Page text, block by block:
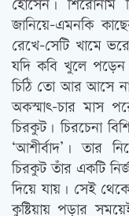
হোসেন। শিরোনাম
জানিয়ে-এমনকি
রেখে-সেটি খামে
যদি কবি খুলে পড়েন
চিঠি তো আর আসে
অকস্মাৎ-চার মাস
চিরকুট। চিরচেনা
‘আশীর্বাদ’। তার
চিরকুট তাঁর একটি
দিয়ে যায়। সেই
কুষ্টিয়ায় পড়ার